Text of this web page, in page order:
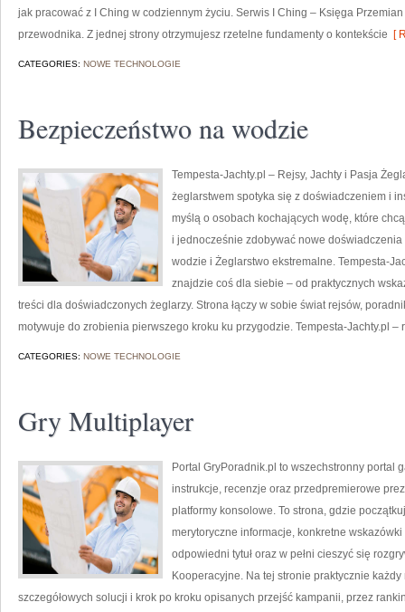
jak pracować z I Ching w codziennym życiu. Serwis I Ching – Księga
przewodnika. Z jednej strony otrzymujesz rzetelne fundamenty o kontekście [
CATEGORIES: NOWE TECHNOLOGIE
Bezpieczeństwo na wodzie
Tempesta-Jachty.pl – Rejsy, Jachty i Pasja
żeglarstwem spotyka się z doświadczeniem i
myślą o osobach kochających wodę, które
i jednocześnie zdobywać nowe
wodzie i Żeglarstwo ekstremalne. Tempesta-
znajdzie coś dla siebie – od praktycznych
treści dla doświadczonych żeglarzy. Strona łączy w sobie świat rejsów,
motywuje do zrobienia pierwszego kroku ku przygodzie. Tempesta-Jachty.pl –
CATEGORIES: NOWE TECHNOLOGIE
Gry Multiplayer
Portal GryPoradnik.pl to wszechstronny portal
instrukcje, recenzje oraz przedpremierowe
platformy konsolowe. To strona, gdzie
merytoryczne informacje, konkretne
odpowiedni tytuł oraz w pełni cieszyć się
Kooperacyjne. Na tej stronie praktycznie
szczegółowych solucji i krok po kroku opisanych przejść kampanii, przez